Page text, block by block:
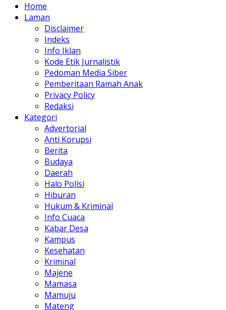
Home
Laman
Disclaimer
Indeks
Info Iklan
Kode Etik Jurnalistik
Pedoman Media Siber
Pemberitaan Ramah Anak
Privacy Policy
Redaksi
Kategori
Advertorial
Anti Korupsi
Berita
Budaya
Daerah
Halo Polisi
Hiburan
Hukum & Kriminal
Info Cuaca
Kabar Desa
Kampus
Kesehatan
Kriminal
Majene
Mamasa
Mamuju
Mateng